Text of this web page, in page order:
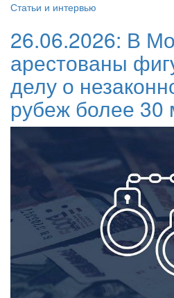
Статьи и интервью
26.06.2026: В
арестованы
делу о
рубеж более 30